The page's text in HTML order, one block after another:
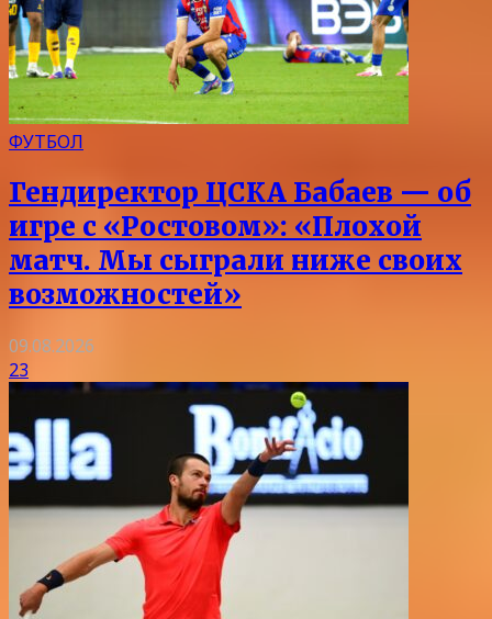
ФУТБОЛ
Гендиректор ЦСКА Бабаев — об
игре с «Ростовом»: «Плохой
матч. Мы сыграли ниже своих
возможностей»
09.08.2026
23